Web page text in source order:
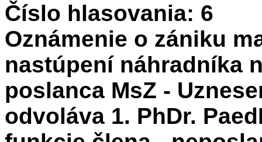
Číslo hlasovania: 6
Oznámenie o zániku
nastúpení náhradníka
poslanca MsZ -
odvoláva 1. PhDr.